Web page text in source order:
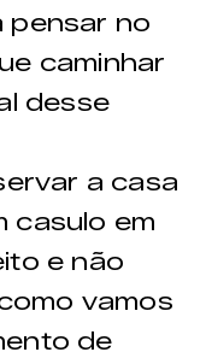
pensar no
caminhar
desse
a casa
casulo em
e não
vamos
de